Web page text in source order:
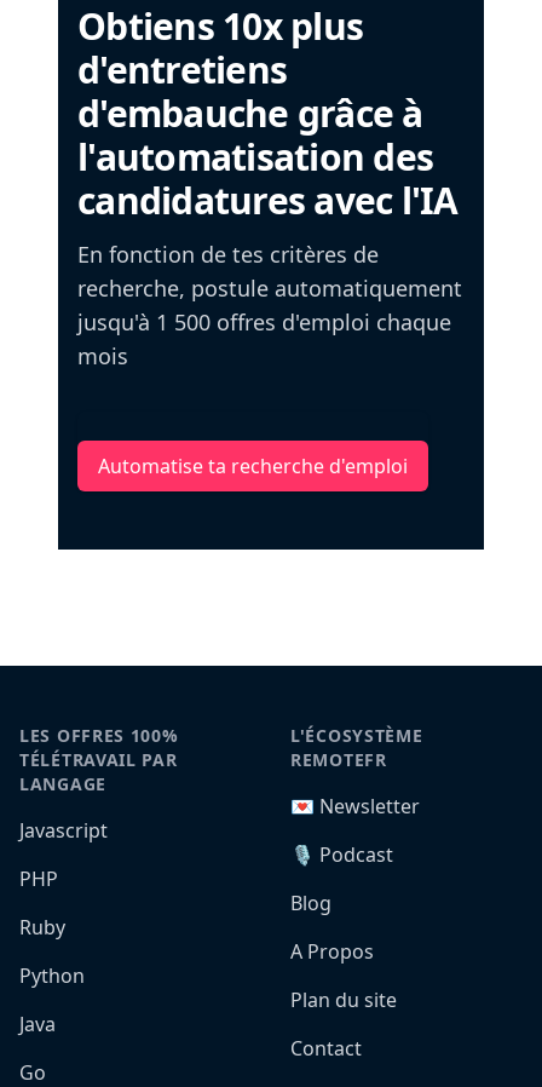
Obtiens 10x plus
d'entretiens
d'embauche grâce à
l'automatisation des
candidatures avec l'IA
En fonction de tes critères de
recherche, postule automatiquement
jusqu'à 1 500 offres d'emploi chaque
mois
Automatise ta recherche d'emploi
LES OFFRES 100%
TÉLÉTRAVAIL PAR
LANGAGE
Javascript
PHP
Ruby
Python
Java
Go
L'ÉCOSYSTÈME
REMOTEFR
💌 Newsletter
🎙️ Podcast
Blog
A Propos
Plan du site
Contact